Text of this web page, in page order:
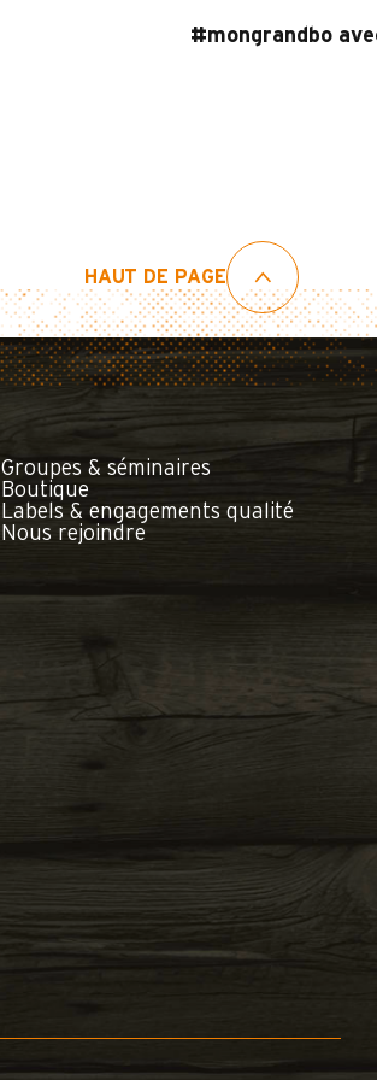
#mongrandbo
HAUT DE PAGE
Groupes & séminaires
Boutique
Labels & engagements qualité
Nous rejoindre